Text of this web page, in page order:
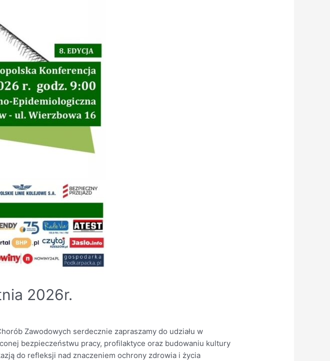
2026r.
Zawodowych serdecznie zapraszamy do udziału w
bezpieczeństwu pracy, profilaktyce oraz budowaniu kultury
do refleksji nad znaczeniem ochrony zdrowia i życia